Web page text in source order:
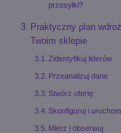
przesyłki?
Praktyczny plan
Twoim sklepie
Zidentyfikuj liderów
Przeanalizuj dane
Stwórz ofertę
Skonfiguruj i uruchom
Mierz i obserwuj